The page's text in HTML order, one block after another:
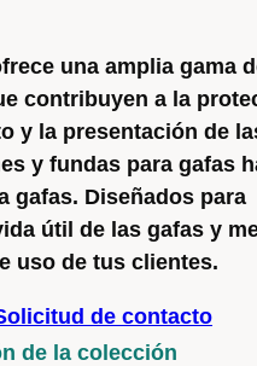
una amplia gama
contribuyen a la
y la presentación de
y fundas para gafas
gafas. Diseñados para
útil de las gafas y
uso de tus clientes.
de contacto
de la colección